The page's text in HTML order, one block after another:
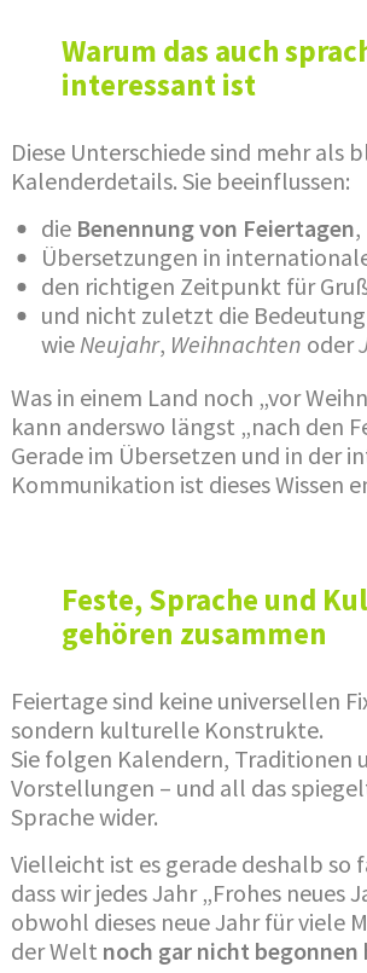
Warum das auch
interessant ist
Diese Unterschiede sind mehr als
Kalenderdetails. Sie beeinflussen:
die Benennung von Feiertagen,
Übersetzungen in
den richtigen Zeitpunkt für
und nicht zuletzt die
wieNeujahr, Weihnachten oder
Was in einem Land noch „vor
kann anderswo längst „nach den
Gerade im Übersetzen und in der
Kommunikation ist dieses Wissen
Feste, Sprache und
gehören zusammen
Feiertage sind keine universellen
sondern kulturelle Konstrukte.
Sie folgen Kalendern, Traditionen
Vorstellungen – und all das
Sprache wider.
Vielleicht ist es gerade deshalb so
dass wir jedes Jahr „Frohes neues
obwohl dieses neue Jahr für viele
der Welt noch gar nicht begonnen